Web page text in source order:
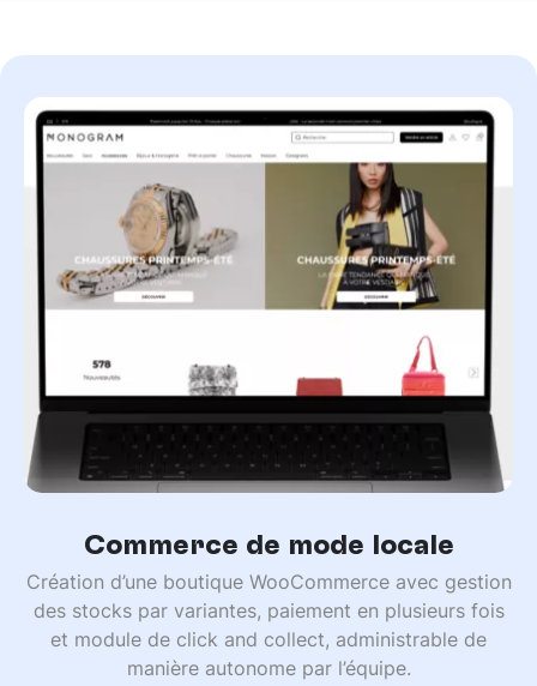
Commerce de mode locale
Création d’une boutique WooCommerce avec gestion
des stocks par variantes, paiement en plusieurs fois
et module de click and collect, administrable de
manière autonome par l’équipe.